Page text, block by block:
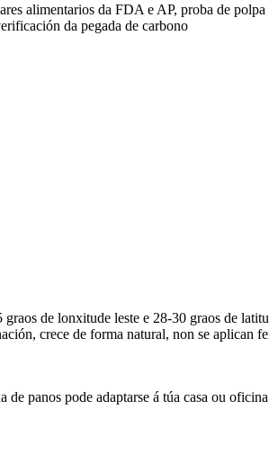
alimentarios da FDA e AP, proba de
da pegada de carbono
de lonxitude leste e 28-30 graos de
crece de forma natural, non se aplican
panos pode adaptarse á túa casa ou